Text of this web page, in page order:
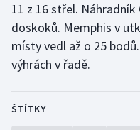
Veslování
Vodní slalom
11 z 16 střel.
doskoků. Memphis v
místy vedl až o 25
výhrách v řadě.
ŠTÍTKY